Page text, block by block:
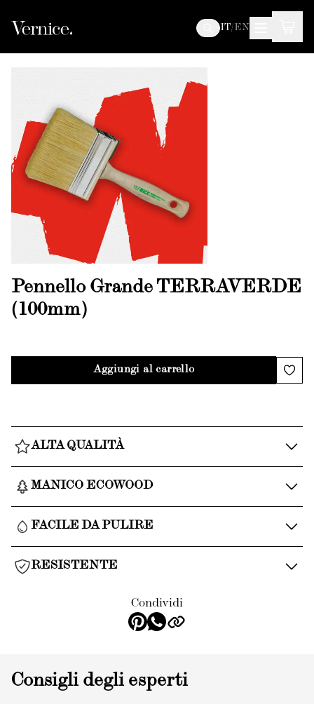
IT/EN
Pennello Grande TERRAVERDE
(100mm)
Aggiungi al carrello
ALTA QUALITÀ
MANICO ECOWOOD
FACILE DA PULIRE
RESISTENTE
Condividi
Consigli degli esperti